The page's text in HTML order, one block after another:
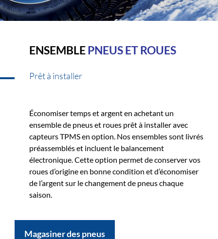
ENSEMBLEPNEUS ET ROUES
Prêt à installer
Économiser temps et argent en achetant un
ensemble de pneus et roues prêt à installer avec
capteurs TPMS en option. Nos ensembles sont livrés
préassemblés et incluent le balancement
électronique. Cette option permet de conserver vos
roues d’origine en bonne condition et d’économiser
de l’argent sur le changement de pneus chaque
saison.
Magasiner des pneus